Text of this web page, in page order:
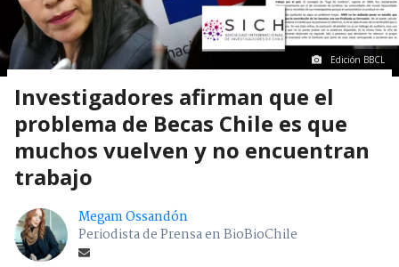
Edición BBCL
Investigadores afirman que el
problema de Becas Chile es que
muchos vuelven y no encuentran
trabajo
Megam Ossandón
Periodista de Prensa en BioBioChile